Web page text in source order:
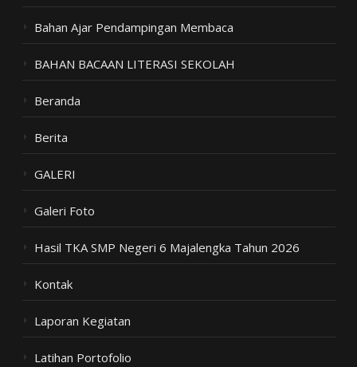
Bahan Ajar Pendampingan Membaca
BAHAN BACAAN LITERASI SEKOLAH
Beranda
Berita
GALERI
Galeri Foto
Hasil TKA SMP Negeri 6 Majalengka Tahun 2026
Kontak
Laporan Kegiatan
Latihan Portofolio